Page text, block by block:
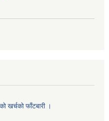
खर्चको फाँटबारी ।